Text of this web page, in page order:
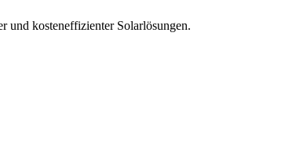
und kosteneffizienter Solarlösungen.